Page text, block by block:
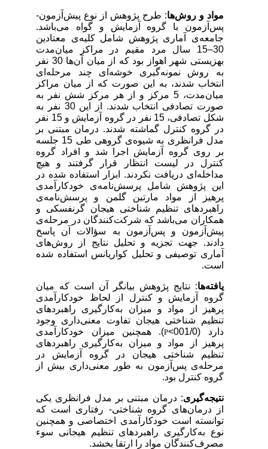
مواد و روش‌ها: طرح پژوهش از نوع پیش‌آزمون-
پس‌آزمون با گروه آزمایش و گواه می‌باشد.
جامعه‌ی آماری پژوهش شامل کلیه‌ی معتادین
30–15 سال مرد مقیم در مراکز میان‌مدت
بهزیستی شهر اهواز بود که از میان آن‌ها 30 نفر
به روش نمونه‌گیری خوشه‌ای چند مرحله‌ای
انتخاب شدند، به این صورت که از میان مراکز
میان‌مدت، 5 مرکز و از هر مرکز شش نفر به
صورت تصادفی انتخاب شدند. از این 30 نفر به
شکل تصادفی، 15 نفر در گروه آزمایش و 15 نفر
در گروه کنترل گماشته شدند. درمان مبتنی بر
مدل فرانظری به شیوه‌ی گروهی طی 15 جلسه
بر روی گروه آزمایش اجرا شد و افراد گروه
کنترل در لیست انتظار قرار گرفتند و هیچ
مداخله‌ای دریافت نکردند. ابزار استفاده شده در
این پژوهش شامل پرسش‌نامه‌ی خودکارآمدی
پرهیز از مواد مارتین گلمن و پرسش‌نامه‌ی
راهبردهای تنظیم شناختی هیجان گرنفسکی و
همکاران می‌باشد که شرکت‌کنندگان در مرحله‌ی
پیش‌آزمون و پس‌آزمون به سؤالات آن پاسخ
دادند. جهت تجزیه و تحلیل نتایج از روش‌های
آماری توصیفی و تحلیل کواریانس استفاده شده
است.
یافته‌ها: نتایج پژوهش بیانگر آن است که میان
گروه آزمایش و کنترل از لحاظ خودکارآمدی
پرهیز از مواد و میزان به‌کارگیری راهبردهای
تنظیم شناختی هیجان تفاوت معنی‌داری وجود
دارد (001/0>
P). همچنین میزان خودکارآمدی
پرهیز از مواد و میزان به‌کارگیری راهبردهای
تنظیم شناختی هیجان در گروه آزمایش در
مرحله‌ی پس‌آزمون به طور معنی‌داری بیش از
گروه کنترل بود.
نتیجه‌گیری: درمان مبتنی بر مدل فرانظری یکی
از درمان‌های گروه شناختی- رفتاری است که
توانسته است خودکارآمدی اختصاصی و همچنین
نوع به‌کارگیری راهبردهای تنظیم هیجانی سوء
مصرف‌کنندگان مواد را ارتقا بخشد.